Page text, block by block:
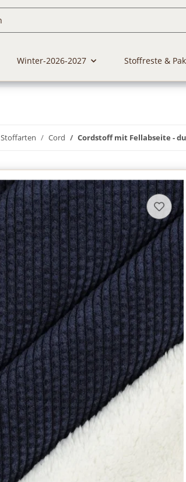
Winter-2026-2027 Stoffreste &
Stoffarten Cord Cordstoff mit Fellabseite -